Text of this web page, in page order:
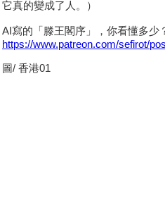
它真的變成了人。）
AI寫的「滕王閣序」，你看懂多少
https://www.patreon.com/sefirot/
圖/ 香港01